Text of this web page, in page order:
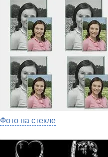
Фото на стекле